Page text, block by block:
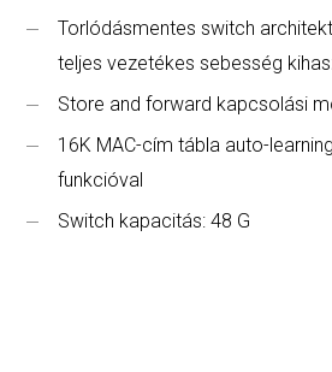
Torlódásmentes switch
teljes vezetékes sebesség
Store and forward kapcsolási
16K MAC-cím tábla auto-
funkcióval
Switch kapacitás: 48 G